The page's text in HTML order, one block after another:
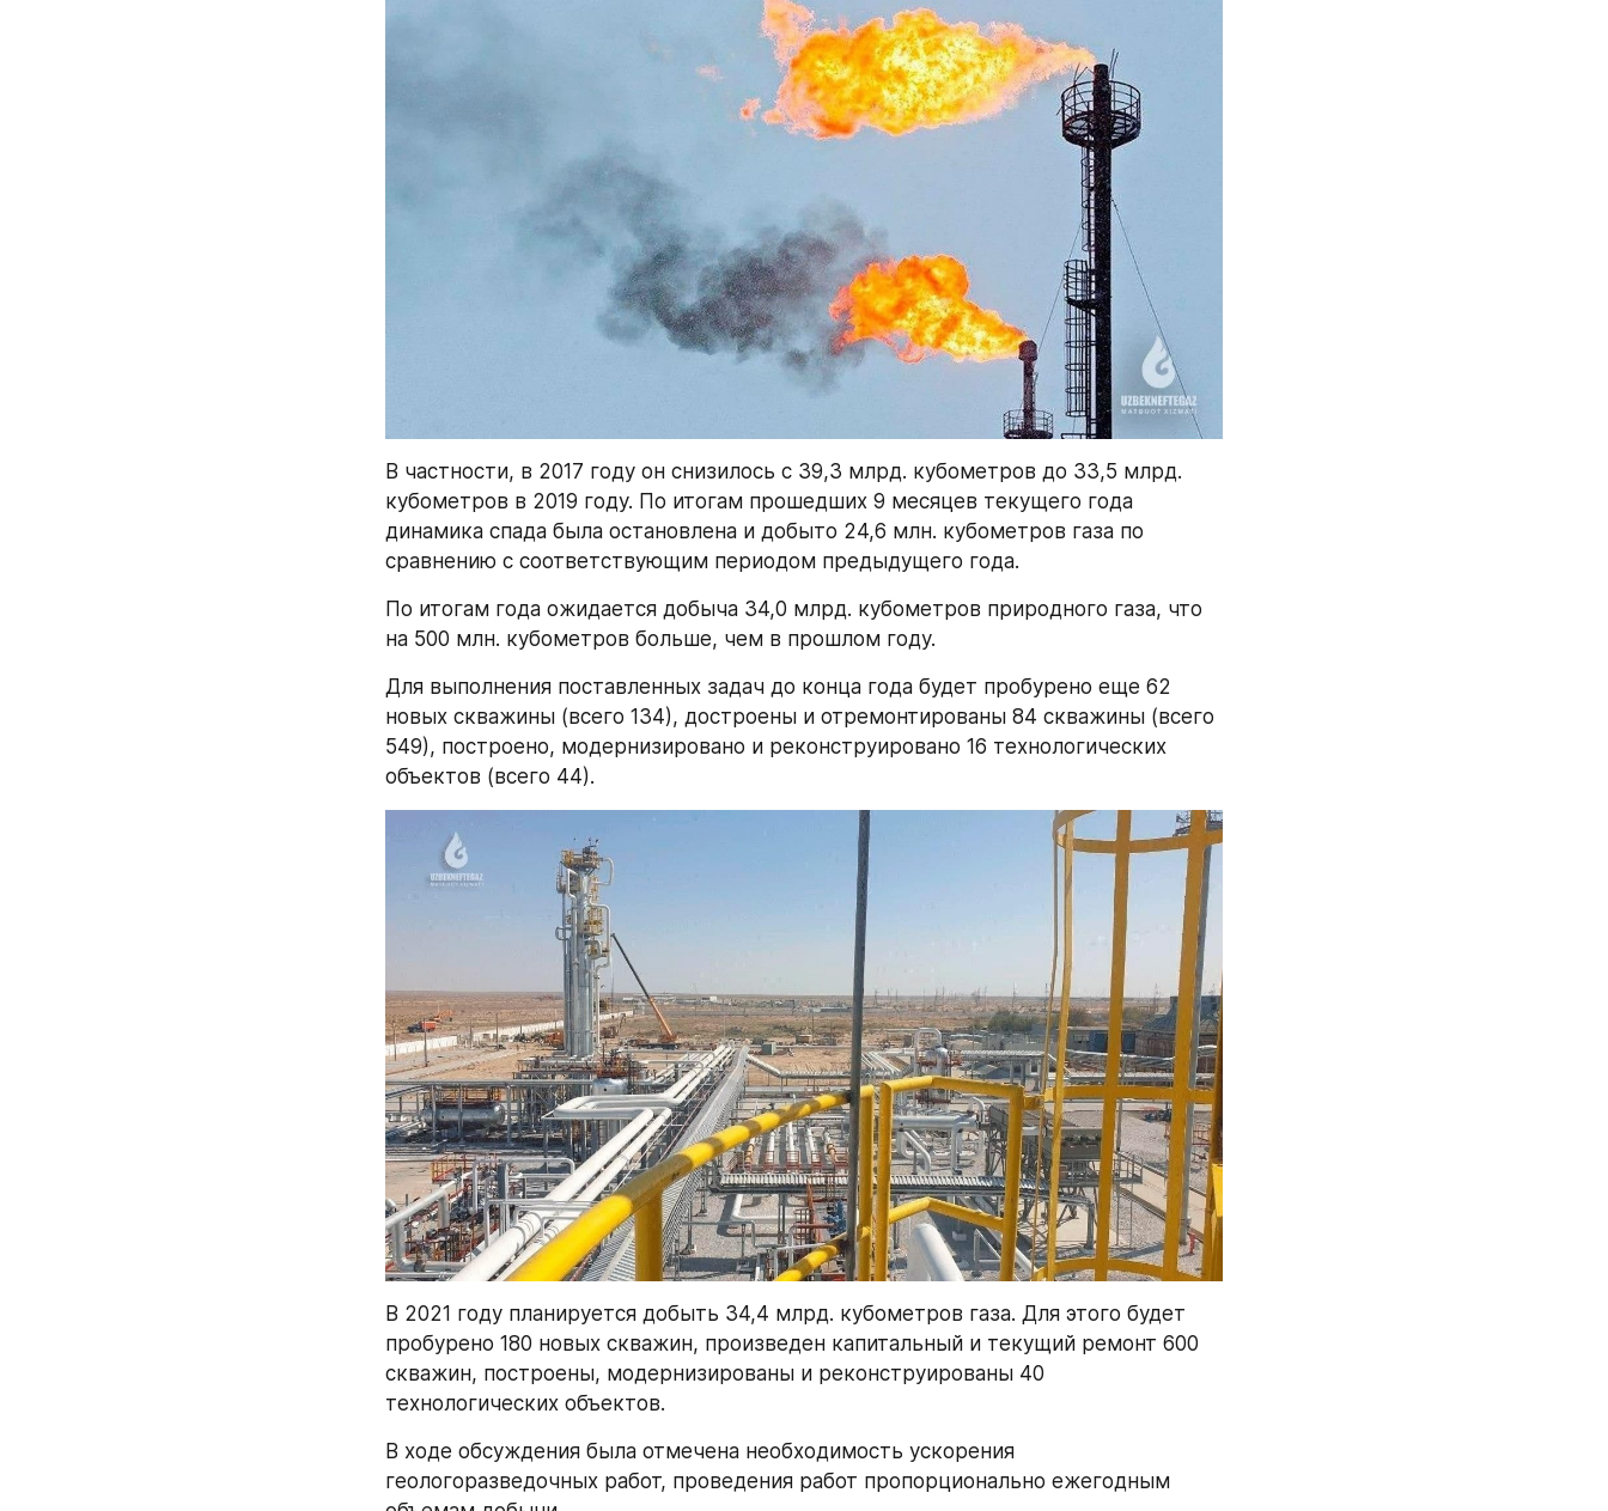
В частности, в 2017 году он снизилось с 39,3 млрд. кубометров до 33,5 млрд.
кубометров в 2019 году. По итогам прошедших 9 месяцев текущего года
динамика спада была остановлена и добыто 24,6 млн. кубометров газа по
сравнению с соответствующим периодом предыдущего года.
По итогам года ожидается добыча 34,0 млрд. кубометров природного газа, что
на 500 млн. кубометров больше, чем в прошлом году.
Для выполнения поставленных задач до конца года будет пробурено еще 62
новых скважины (всего 134), достроены и отремонтированы 84 скважины (всего
549), построено, модернизировано и реконструировано 16 технологических
объектов (всего 44).
В 2021 году планируется добыть 34,4 млрд. кубометров газа. Для этого будет
пробурено 180 новых скважин, произведен капитальный и текущий ремонт 600
скважин, построены, модернизированы и реконструированы 40
технологических объектов.
В ходе обсуждения была отмечена необходимость ускорения
геологоразведочных работ, проведения работ пропорционально ежегодным